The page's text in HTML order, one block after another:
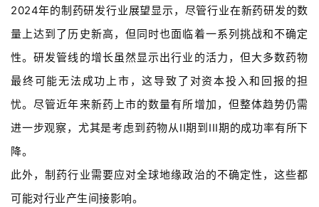
2024年的制药研发行业展望显示，尽管行业在新药研发的数
量上达到了历史新高，但同时也面临着一系列挑战和不确定
性。研发管线的增长虽然显示出行业的活力，但大多数药物
最终可能无法成功上市，这导致了对资本投入和回报的担
忧。尽管近年来新药上市的数量有所增加，但整体趋势仍需
进一步观察，尤其是考虑到药物从II期到III期的成功率有所下
降。
此外，制药行业需要应对全球地缘政治的不确定性，这些都
可能对行业产生间接影响。